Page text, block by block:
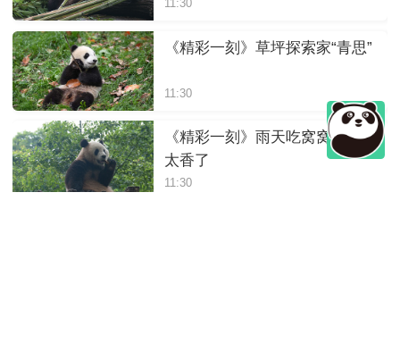
11:30
《精彩一刻》草坪探索家“青思”
11:30
《精彩一刻》雨天吃窝窝头也
太香了
11:30